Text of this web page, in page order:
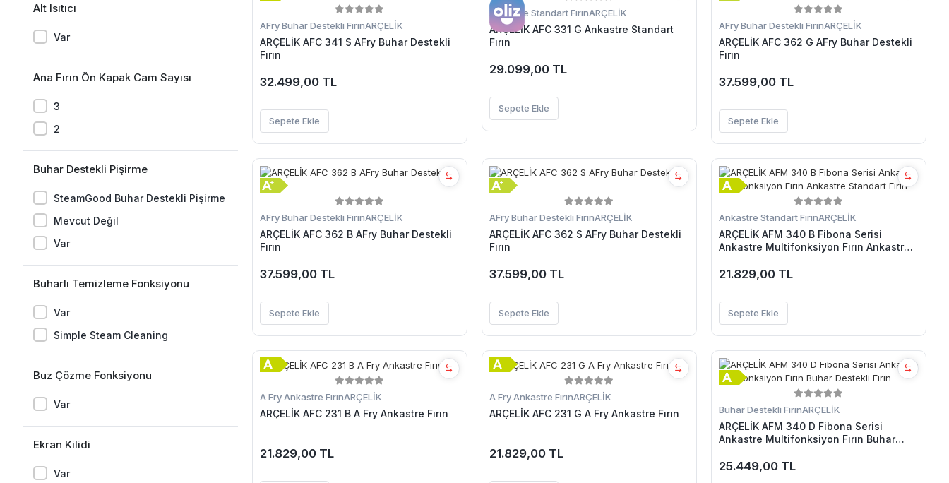
Alt Isıtıcı
Var
Ana Fırın Ön Kapak Cam Sayısı
3
2
Buhar Destekli Pişirme
SteamGood Buhar Destekli Pişirme
Mevcut Değil
Var
Buharlı Temizleme Fonksiyonu
Var
Simple Steam Cleaning
Buz Çözme Fonksiyonu
Var
Ekran Kilidi
Var
AFry Buhar Destekli FırınARÇELİK
ARÇELİK AFC 341 S AFry Buhar Destekli
Fırın
32.499,00 TL
Sepete Ekle
Ankastre Standart FırınARÇELİK
ARÇELİK AFC 331 G Ankastre Standart
Fırın
29.099,00 TL
Sepete Ekle
AFry Buhar Destekli FırınARÇELİK
ARÇELİK AFC 362 G AFry Buhar Destekli
Fırın
37.599,00 TL
Sepete Ekle
AFry Buhar Destekli FırınARÇELİK
ARÇELİK AFC 362 B AFry Buhar Destekli
Fırın
37.599,00 TL
Sepete Ekle
AFry Buhar Destekli FırınARÇELİK
ARÇELİK AFC 362 S AFry Buhar Destekli
Fırın
37.599,00 TL
Sepete Ekle
Ankastre Standart FırınARÇELİK
ARÇELİK AFM 340 B Fibona Serisi
Ankastre Multifonksiyon Fırın Ankastre
21.829,00 TL
Sepete Ekle
A Fry Ankastre FırınARÇELİK
ARÇELİK AFC 231 B A Fry Ankastre Fırın
21.829,00 TL
A Fry Ankastre FırınARÇELİK
ARÇELİK AFC 231 G A Fry Ankastre Fırın
21.829,00 TL
Buhar Destekli FırınARÇELİK
ARÇELİK AFM 340 D Fibona Serisi
Ankastre Multifonksiyon Fırın Buhar
25.449,00 TL